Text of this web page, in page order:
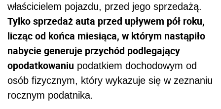
właścicielem pojazdu, przed jego sprzedażą.
Tylko sprzedaż auta przed upływem pół roku,
licząc od końca miesiąca, w którym nastąpiło
nabycie generuje przychód podlegający
opodatkowaniu podatkiem dochodowym od
osób fizycznym, który wykazuje się w zeznaniu
rocznym podatnika.